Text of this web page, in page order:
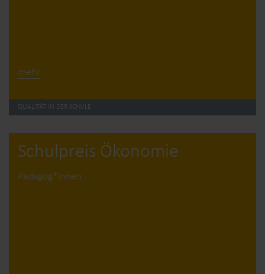
mehr
QUALITÄT IN DER SCHULE
Schulpreis Ökonomie
Pädagog*innen